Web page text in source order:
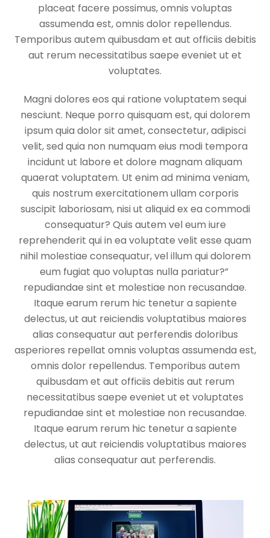
placeat facere possimus, omnis voluptas
assumenda est, omnis dolor repellendus.
Temporibus autem quibusdam et aut officiis debitis
aut rerum necessitatibus saepe eveniet ut et
voluptates.
Magni dolores eos qui ratione voluptatem sequi
nesciunt. Neque porro quisquam est, qui dolorem
ipsum quia dolor sit amet, consectetur, adipisci
velit, sed quia non numquam eius modi tempora
incidunt ut labore et dolore magnam aliquam
quaerat voluptatem. Ut enim ad minima veniam,
quis nostrum exercitationem ullam corporis
suscipit laboriosam, nisi ut aliquid ex ea commodi
consequatur? Quis autem vel eum iure
reprehenderit qui in ea voluptate velit esse quam
nihil molestiae consequatur, vel illum qui dolorem
eum fugiat quo voluptas nulla pariatur?”
repudiandae sint et molestiae non recusandae.
Itaque earum rerum hic tenetur a sapiente
delectus, ut aut reiciendis voluptatibus maiores
alias consequatur aut perferendis doloribus
asperiores repellat omnis voluptas assumenda est,
omnis dolor repellendus. Temporibus autem
quibusdam et aut officiis debitis aut rerum
necessitatibus saepe eveniet ut et voluptates
repudiandae sint et molestiae non recusandae.
Itaque earum rerum hic tenetur a sapiente
delectus, ut aut reiciendis voluptatibus maiores
alias consequatur aut perferendis.